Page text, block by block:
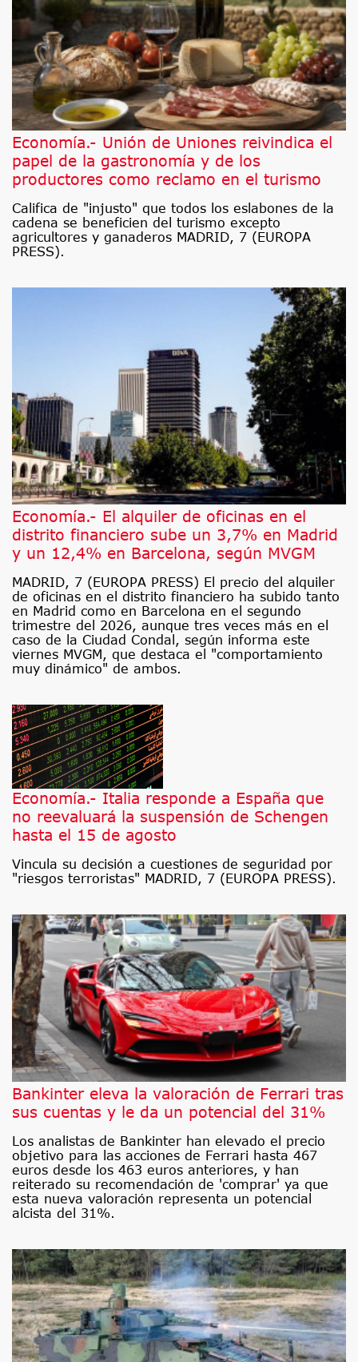
Economía.- Unión de Uniones reivindica el
papel de la gastronomía y de los
productores como reclamo en el turismo
Califica de "injusto" que todos los eslabones de la
cadena se beneficien del turismo excepto
agricultores y ganaderos MADRID, 7 (EUROPA
PRESS).
Economía.- El alquiler de oficinas en el
distrito financiero sube un 3,7% en Madrid
y un 12,4% en Barcelona, según MVGM
MADRID, 7 (EUROPA PRESS) El precio del alquiler
de oficinas en el distrito financiero ha subido tanto
en Madrid como en Barcelona en el segundo
trimestre del 2026, aunque tres veces más en el
caso de la Ciudad Condal, según informa este
viernes MVGM, que destaca el "comportamiento
muy dinámico" de ambos.
Economía.- Italia responde a España que
no reevaluará la suspensión de Schengen
hasta el 15 de agosto
Vincula su decisión a cuestiones de seguridad por
"riesgos terroristas" MADRID, 7 (EUROPA PRESS).
Bankinter eleva la valoración de Ferrari tras
sus cuentas y le da un potencial del 31%
Los analistas de Bankinter han elevado el precio
objetivo para las acciones de Ferrari hasta 467
euros desde los 463 euros anteriores, y han
reiterado su recomendación de 'comprar' ya que
esta nueva valoración representa un potencial
alcista del 31%.